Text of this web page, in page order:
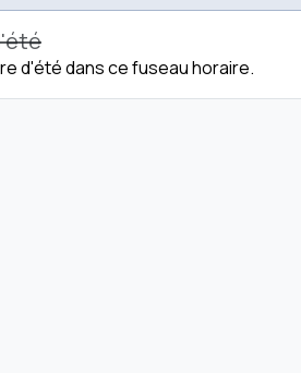
d'été dans ce fuseau horaire.